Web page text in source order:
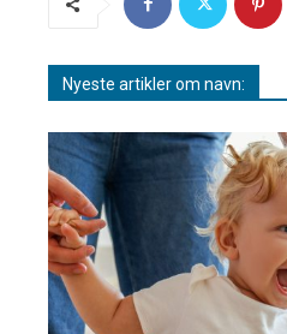
Nyeste artikler om navn: